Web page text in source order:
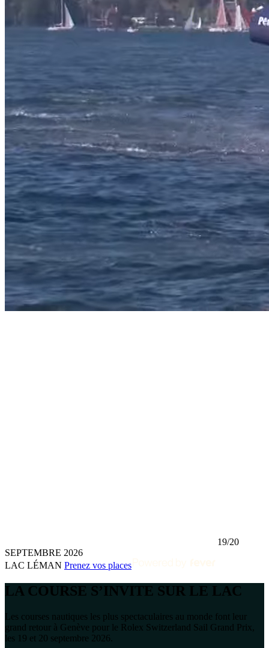
19/20
SEPTEMBRE 2026
LAC LÉMAN Prenez vos places
LA COURSE S’INVITE SUR LE LAC
Les courses nautiques les plus spectaculaires au monde font leur
grand retour à Genève pour le Rolex Switzerland Sail Grand Prix,
les 19 et 20 septembre 2026.